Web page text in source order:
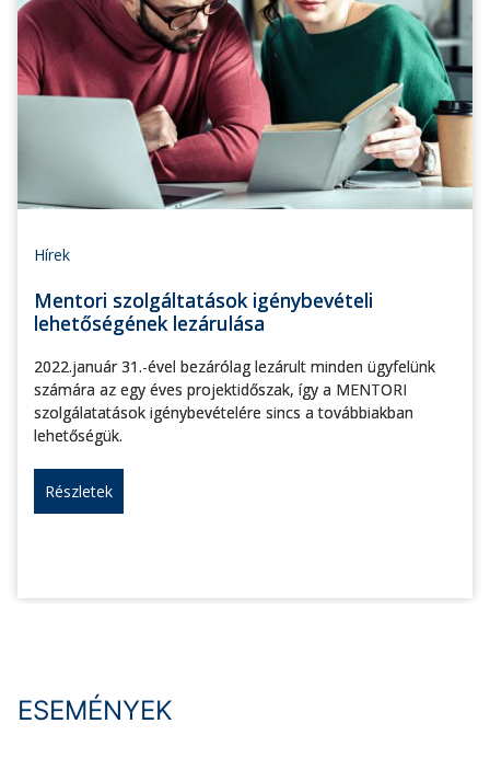
Hírek
Mentori szolgáltatások igénybevételi
lehetőségének lezárulása
2022.január 31.-ével bezárólag lezárult minden ügyfelünk
számára az egy éves projektidőszak, így a MENTORI
szolgálatatások igénybevételére sincs a továbbiakban
lehetőségük.
Részletek
ESEMÉNYEK